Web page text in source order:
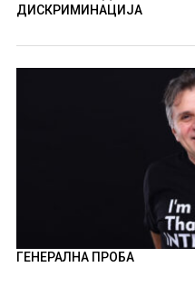
ДИСКРИМИНАЦИЈА
ГЕНЕРАЛНА ПРОБА